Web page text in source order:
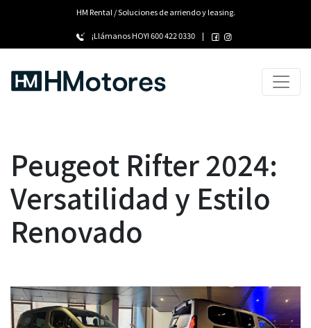
HM Rental / Soluciones de arriendo y leasing.
¡Llámanos HOY!600 422 0330 |
Peugeot Rifter 2024:
Versatilidad y Estilo
Renovado